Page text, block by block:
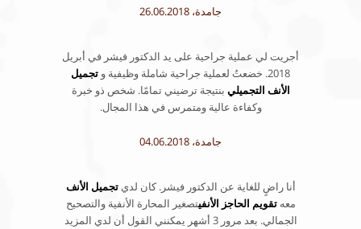
جامدة، 26.06.2018
أجريت لي عملية جراحية على يد الدكتور فيشر في أبريل
2018. خضعتُ لعملية جراحية شاملة وظيفية و
تجميل
الأنف التجميلي بنتيجة ترضيني تمامًا. شخص ذو خبرة
وكفاءة عالية ومتمرس في هذا المجال.
جامدة، 04.06.2018
أنا راضٍ للغاية عن الدكتور فيشر. كان لديتجميل الأنف
معهتقويم الحاجز الأنفيتصغير المحارة الأنفية والتصحيح
الجمالي. بعد مرور 3 أشهر يمكنني القول أن لدي المزيد